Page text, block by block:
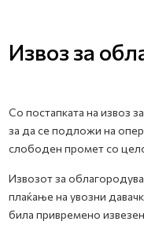
Извоз за
Со постапката на извоз
за да се подложи на
слободен промет со
Извозот за
плаќање на увозни
била привремено